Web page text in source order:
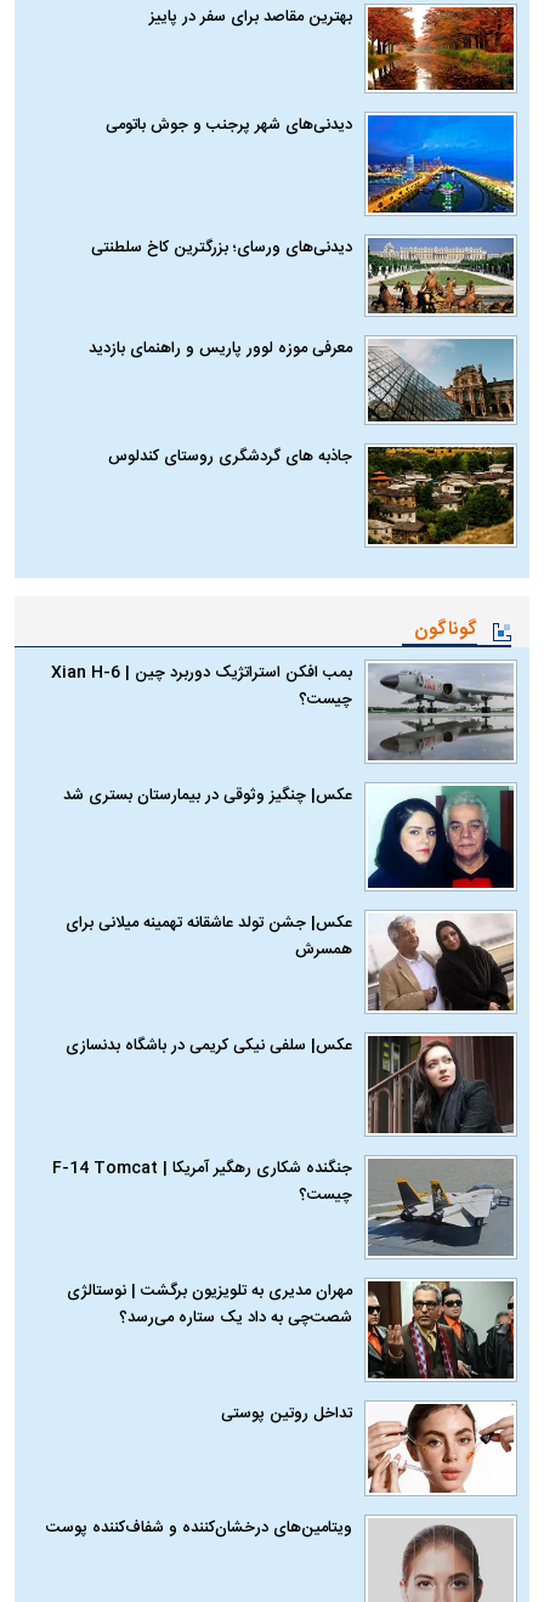
بهترین مقاصد برای سفر در پاییز
دیدنی‌های شهر پرجنب و جوش باتومی
دیدنی‌های ورسای؛ بزرگترین کاخ سلطنتی
معرفی موزه لوور پاریس و راهنمای بازدید
جاذبه های گردشگری روستای کندلوس
گوناگون
بمب افکن استراتژیک دوربرد چین | Xian H-6
چیست؟
عکس| چنگیز وثوقی در بیمارستان بستری شد
عکس| جشن تولد عاشقانه تهمینه میلانی برای
همسرش
عکس| سلفی نیکی کریمی در باشگاه بدنسازی
جنگنده شکاری رهگیر آمریکا | F-14 Tomcat
چیست؟
مهران مدیری به تلویزیون برگشت | نوستالژی
شصت‌چی به داد یک ستاره می‌رسد؟
تداخل روتین پوستی
ویتامین‌های درخشان‌کننده و شفاف‌کننده پوست